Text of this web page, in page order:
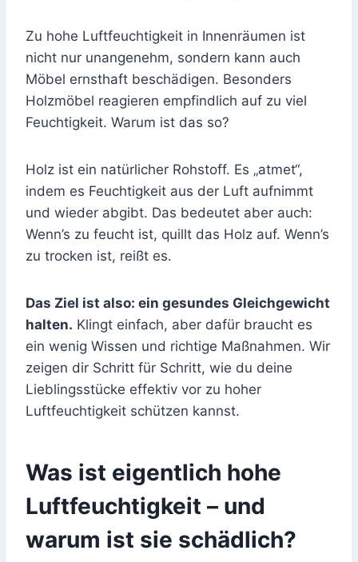
Zu hohe Luftfeuchtigkeit in Innenräumen ist
nicht nur unangenehm, sondern kann auch
Möbel ernsthaft beschädigen. Besonders
Holzmöbel reagieren empfindlich auf zu viel
Feuchtigkeit. Warum ist das so?
Holz ist ein natürlicher Rohstoff. Es „atmet“,
indem es Feuchtigkeit aus der Luft aufnimmt
und wieder abgibt. Das bedeutet aber auch:
Wenn’s zu feucht ist, quillt das Holz auf. Wenn’s
zu trocken ist, reißt es.
Das Ziel ist also: ein gesundes Gleichgewicht
halten. Klingt einfach, aber dafür braucht es
ein wenig Wissen und richtige Maßnahmen. Wir
zeigen dir Schritt für Schritt, wie du deine
Lieblingsstücke effektiv vor zu hoher
Luftfeuchtigkeit schützen kannst.
Was ist eigentlich hohe
Luftfeuchtigkeit – und
warum ist sie schädlich?